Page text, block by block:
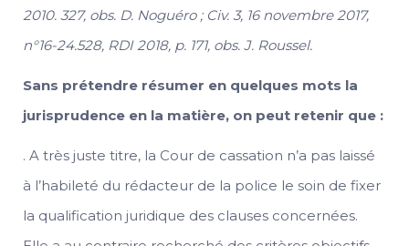
2010. 327, obs. D. Noguéro ; Civ. 3, 16 novembre 2017,
n°16-24.528, RDI 2018, p. 171, obs. J. Roussel.
Sans prétendre résumer en quelques mots la
jurisprudence en la matière, on peut retenir que :
. A très juste titre, la Cour de cassation n’a pas laissé
à l’habileté du rédacteur de la police le soin de fixer
la qualification juridique des clauses concernées.